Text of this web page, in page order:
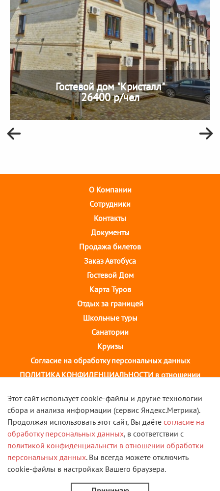
Гостевой дом "Кристалл"
26400 р/чел
О Компании
Cотрудники
Контакты
Документы
Продажа билетов
Заказ Автобуса
Гостевой Дом
Карта Туров
Отдых за границей
Школьные туры
Санатории
Круизы
Согласие на обработку персональных данных
ПОЛИТИКА КОНФИДЕНЦИАЛЬНОСТИ в отношении
г. Иваново, ул. 10 августа, д.43 ТОЦ "Августин"
2 этаж, тел. +7(4932) 58-14-58
VK
© 2013 - 2026 Туристическая компания "Скорость". Все
права защищены.
Этот сайт использует cookie-файлы и другие технологии
сбора и анализа информации (сервис Яндекс.Метрика).
Продолжая использовать этот сайт, Вы даёте согласие на
обработку персональных данных, в соответствии с
политикой конфиденциальнсти в отношении обработки
персональных данных. Вы всегда можете отключить
cookie-файлы в настройках Вашего браузера.